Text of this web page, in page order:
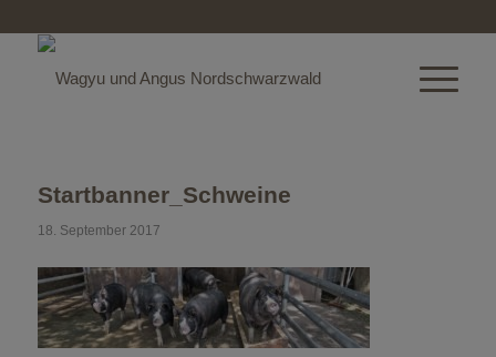
Startbanner_Schweine
18. September 2017